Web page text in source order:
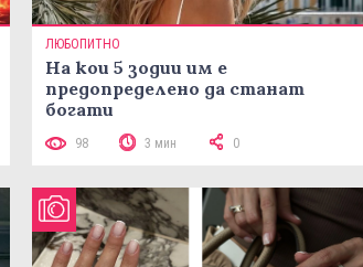
ЛЮБОПИТНО
На кои 5 зодии им е
предопределено да станат
богати
98 3 мин 0